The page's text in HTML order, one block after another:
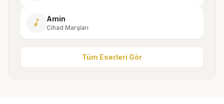
music_note Amin
Cihad Marşları
Tüm Eserleri Gör